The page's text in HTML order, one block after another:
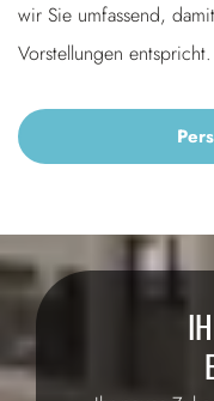
wir Sie umfassend,
Vorstellungen entspricht.